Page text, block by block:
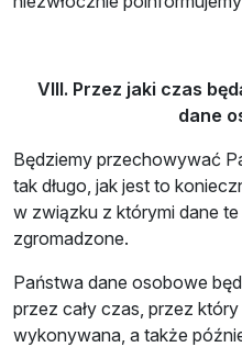
VIII. Przez jaki czas
dane
Będziemy przechowywać
tak długo, jak jest to
w związku z którymi dane
zgromadzone.
Państwa dane osobowe
przez cały czas, przez
wykonywana, a także